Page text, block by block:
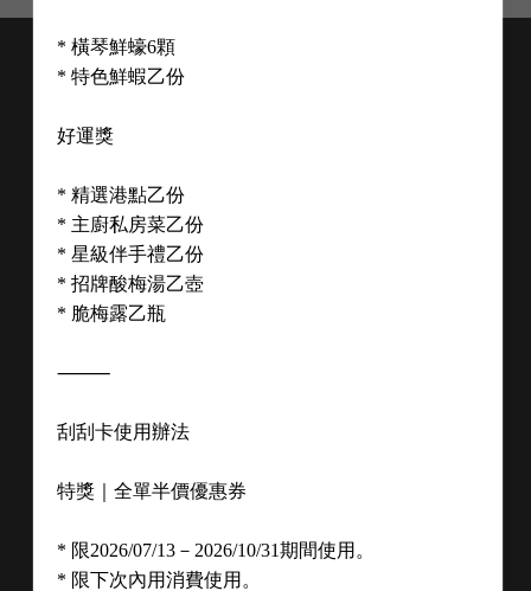
購物須知
餐廳位置
求才專區
中華總店
台南市東區中華東路三段300號
* 橫琴鮮蠔6顆
* 特色鮮蝦乙份
好運獎
* 精選港點乙份
* 主廚私房菜乙份
* 星級伴手禮乙份
* 招牌酸梅湯乙壺
* 脆梅露乙瓶
⸻
刮刮卡使用辦法
特獎｜全單半價優惠券
* 限2026/07/13－2026/10/31期間使用。
* 限下次內用消費使用。